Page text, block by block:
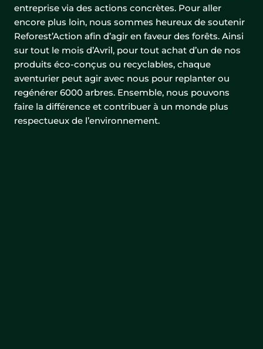
entreprise via des actions concrètes. Pour aller
encore plus loin, nous sommes heureux de soutenir
Reforest’Action afin d’agir en faveur des forêts. Ainsi
sur tout le mois d’Avril, pour tout achat d’un de nos
produits éco-conçus ou recyclables, chaque
aventurier peut agir avec nous pour replanter ou
regénérer 6000 arbres. Ensemble, nous pouvons
faire la différence et contribuer à un monde plus
respectueux de l’environnement.